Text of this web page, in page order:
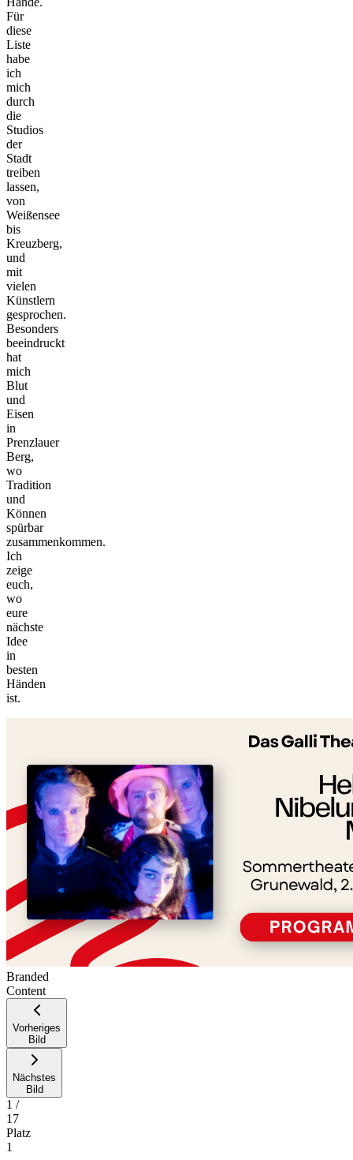
Für
diese
Liste
habe
ich
mich
durch
die
Studios
der
Stadt
treiben
lassen,
von
Weißensee
bis
Kreuzberg,
und
mit
vielen
Künstlern
gesprochen.
Besonders
beeindruckt
hat
mich
Blut
und
Eisen
in
Prenzlauer
Berg,
wo
Tradition
und
Können
spürbar
zusammenkommen.
Ich
zeige
euch,
wo
eure
nächste
Idee
in
besten
Händen
ist.
−
©
Branded
Content
Vorheriges
Bild
Nächstes
Bild
1 /
17
Platz
1